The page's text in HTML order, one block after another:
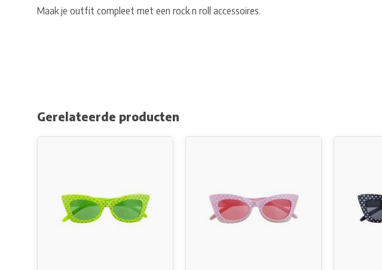
Maak je outfit compleet met een rock n roll accessoires.
Gerelateerde producten